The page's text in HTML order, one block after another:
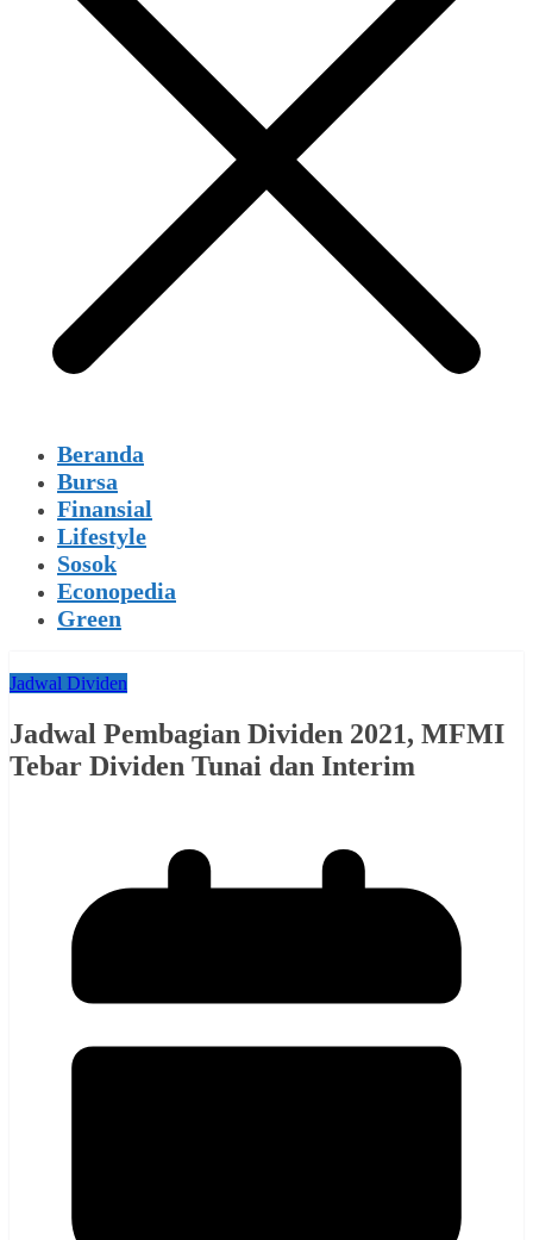
Beranda
Bursa
Finansial
Lifestyle
Sosok
Econopedia
Green
Jadwal Dividen
Jadwal Pembagian Dividen 2021, MFMI
Tebar Dividen Tunai dan Interim